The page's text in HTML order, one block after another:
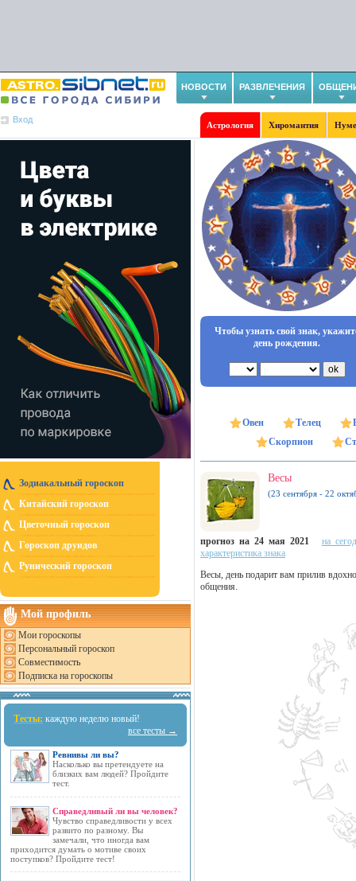
НОВОСТИ РАЗВЛЕЧЕНИЯ
Вход
Астрология Хиромантия
Зодиакальный гороскоп
Китайский гороскоп
Цветочный гороскоп
Гороскоп друидов
Рунический гороскоп
Мой профиль
Мои гороскопы
Персональный гороскоп
Совместимость
Подписка на гороскопы
Тесты: каждую неделю новый!
все тесты →
Ревнивы ли вы?
Насколько вы претендуете на
близких вам людей? Пройдите
тест.
Справедливый ли вы человек?
Чувство справедливости у всех
развито по разному. Вы
замечали, что иногда вам
приходится думать о мотиве своих
поступков? Пройдите тест!
Чтобы узнать свой знак,
день рождения.
Овен Телец
Скорпион
Весы
(23 сентября - 22
прогноз на 24 мая 2021
на
характеристика знака
Весы, день подарит вам прилив
общения.